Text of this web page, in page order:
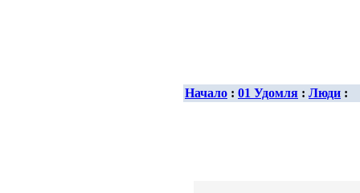
Начало : 01 Удомля : Люди :